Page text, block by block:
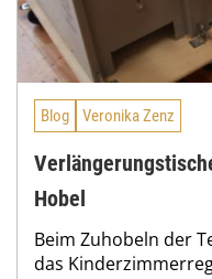
Blog Veronika Zenz
Hobel
Beim Zuhobeln der
das